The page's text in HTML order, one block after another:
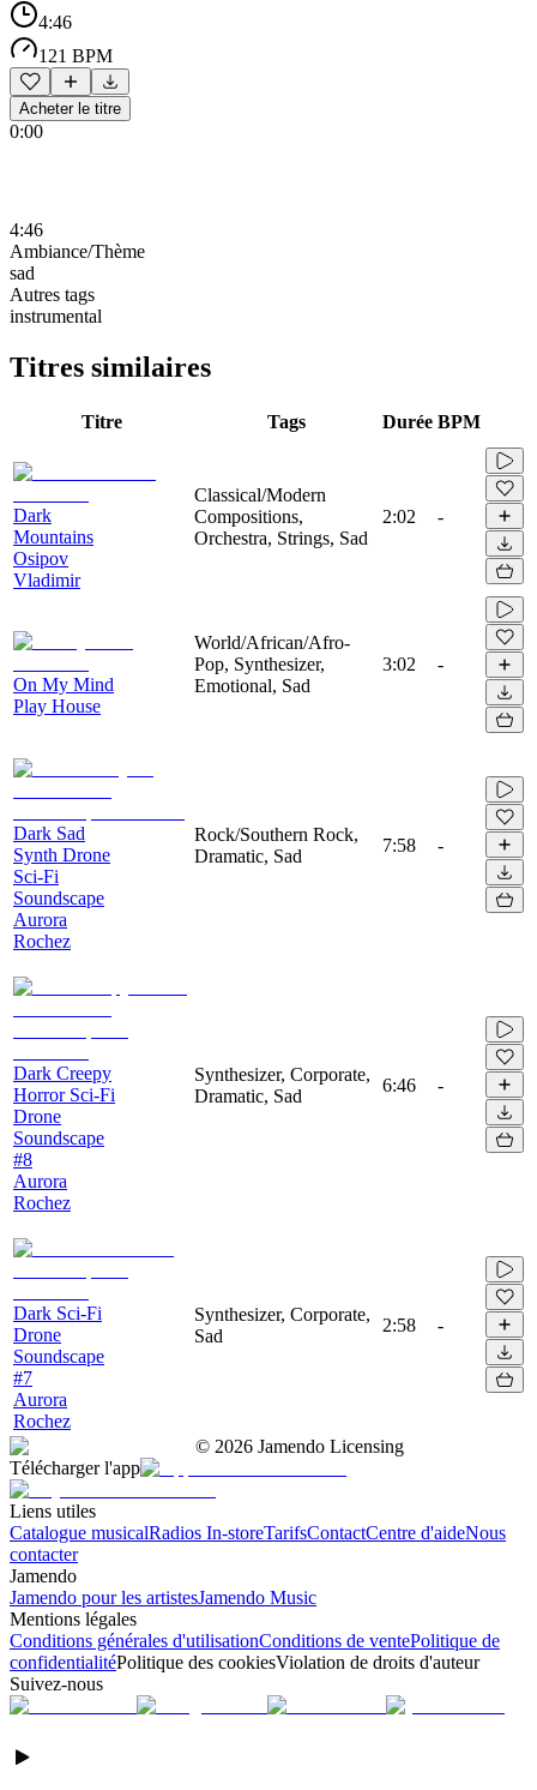
4:46
121 BPM
Acheter le titre
0:00
4:46
Ambiance/Thème
sad
Autres tags
instrumental
Titres similaires
Titre Tags Durée BPM
Dark
Mountains
Osipov
Vladimir
Classical/Modern
Compositions,
Orchestra, Strings, Sad
2:02 -
On My Mind
Play House
World/African/Afro-
Pop, Synthesizer,
Emotional, Sad
3:02 -
Dark Sad
Synth Drone
Sci-Fi
Soundscape
Aurora
Rochez
Rock/Southern Rock,
Dramatic, Sad
7:58 -
Dark Creepy
Horror Sci-Fi
Drone
Soundscape
#8
Aurora
Rochez
Synthesizer, Corporate,
Dramatic, Sad
6:46 -
Dark Sci-Fi
Drone
Soundscape
#7
Aurora
Rochez
Synthesizer, Corporate,
Sad
2:58 -
© 2026 Jamendo Licensing
Télécharger l'app
Liens utiles
Catalogue musicalRadios In-storeTarifsContactCentre d'aideNous
contacter
Jamendo
Jamendo pour les artistesJamendo Music
Mentions légales
Conditions générales d'utilisationConditions de ventePolitique de
confidentialitéPolitique des cookiesViolation de droits d'auteur
Suivez-nous